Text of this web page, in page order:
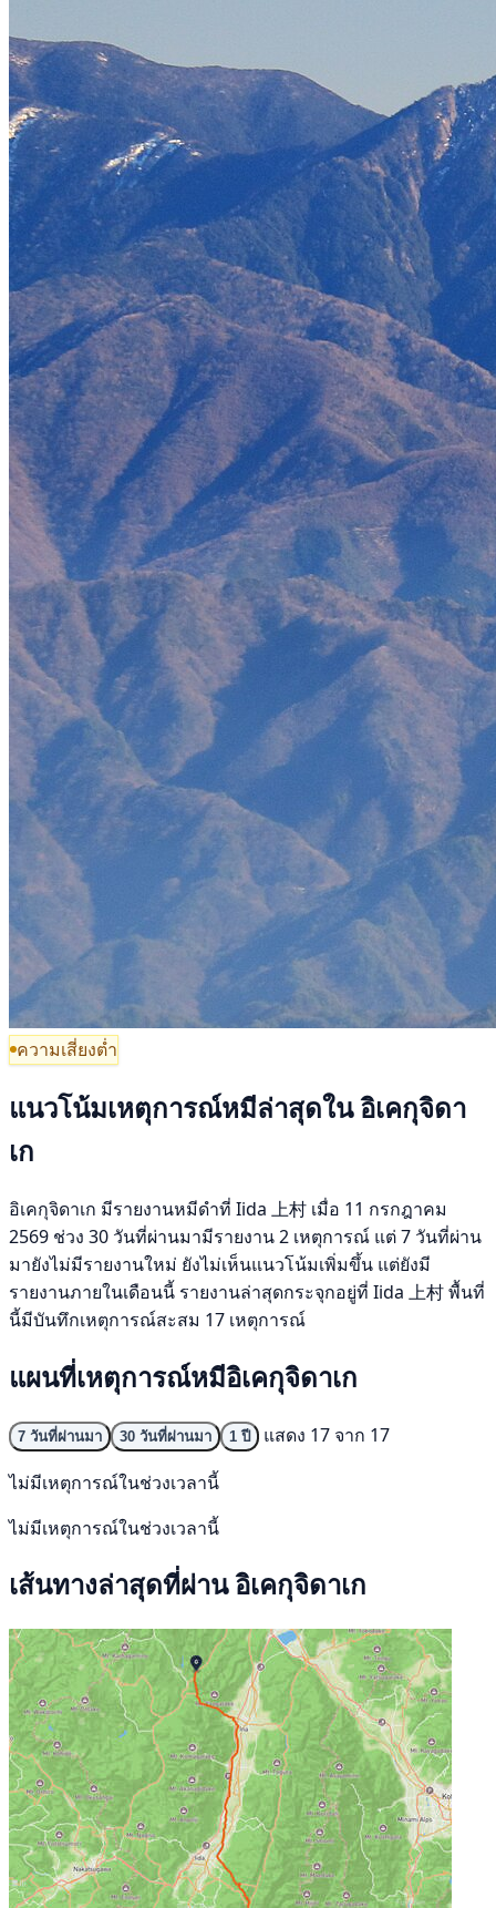
ความเสี่ยงต่ำ
แนวโน้มเหตุการณ์หมีล่าสุดใน อิเคกุจิดา
เก
อิเคกุจิดาเก มีรายงานหมีดำที่ Iida 上村 เมื่อ 11 กรกฎาคม
2569 ช่วง 30 วันที่ผ่านมามีรายงาน 2 เหตุการณ์ แต่ 7 วันที่ผ่าน
มายังไม่มีรายงานใหม่ ยังไม่เห็นแนวโน้มเพิ่มขึ้น แต่ยังมี
รายงานภายในเดือนนี้ รายงานล่าสุดกระจุกอยู่ที่ Iida 上村 พื้นที่
นี้มีบันทึกเหตุการณ์สะสม 17 เหตุการณ์
แผนที่เหตุการณ์หมีอิเคกุจิดาเก
7 วันที่ผ่านมา 30 วันที่ผ่านมา 1 ปี
แสดง 17 จาก 17
ไม่มีเหตุการณ์ในช่วงเวลานี้
ไม่มีเหตุการณ์ในช่วงเวลานี้
เส้นทางล่าสุดที่ผ่าน อิเคกุจิดาเก